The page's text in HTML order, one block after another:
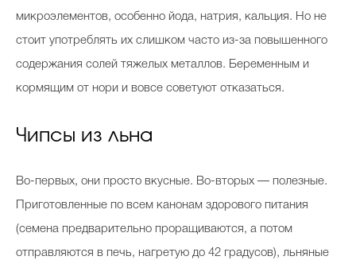
микроэлементов, особенно йода, натрия, кальция. Но не
стоит употреблять их слишком часто из-за повышенного
содержания солей тяжелых металлов. Беременным и
кормящим от нори и вовсе советуют отказаться.
Чипсы из льна
Во-первых, они просто вкусные. Во-вторых — полезные.
Приготовленные по всем канонам здорового питания
(семена предварительно проращиваются, а потом
отправляются в печь, нагретую до 42 градусов), льняные